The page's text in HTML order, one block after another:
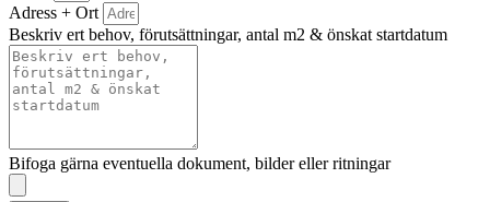
Adress + Ort
Beskriv ert behov, förutsättningar, antal m2 & önskat startdatum
Bifoga gärna eventuella dokument, bilder eller ritningar